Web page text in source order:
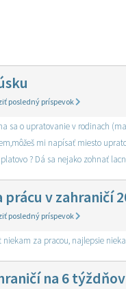
posledný príspevok
sa o upratovanie v rodinach
mi napísať miesto
? Dá sa nejako zohnať
v zahraničí
posledný príspevok
za pracou, najlepsie
na 6 týždňov